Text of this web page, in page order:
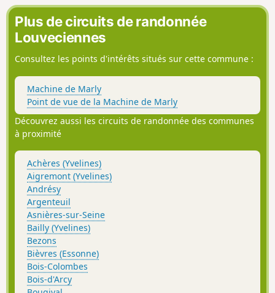
Plus de circuits de randonnée
Louveciennes
Consultez les points d'intérêts situés sur cette commune :
Machine de Marly
Point de vue de la Machine de Marly
Découvrez aussi les circuits de randonnée des communes
à proximité
Achères (Yvelines)
Aigremont (Yvelines)
Andrésy
Argenteuil
Asnières-sur-Seine
Bailly (Yvelines)
Bezons
Bièvres (Essonne)
Bois-Colombes
Bois-d'Arcy